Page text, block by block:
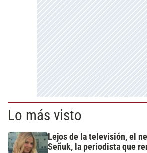
Lo más visto
Lejos de la televisión, el
Señuk, la periodista que